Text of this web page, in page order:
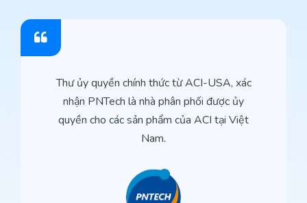
Thư ủy quyền chính thức từ ACI-USA, xác
nhận PNTech là nhà phân phối được ủy
quyền cho các sản phẩm của ACI tại Việt
Nam.